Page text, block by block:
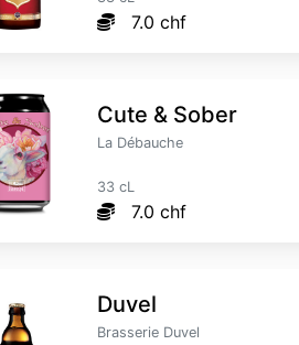
7.0 chf
Cute & Sober
La Débauche
33 cL
7.0 chf
Duvel
Brasserie Duvel